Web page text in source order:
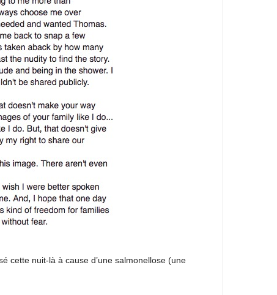
cette nuit-là à cause d’une salmonellose (une